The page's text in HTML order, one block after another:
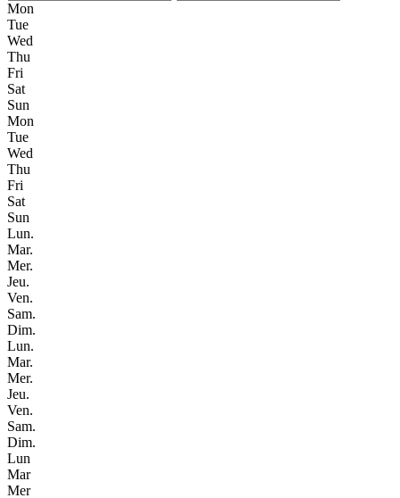
Mon
Tue
Wed
Thu
Fri
Sat
Sun
Mon
Tue
Wed
Thu
Fri
Sat
Sun
Lun.
Mar.
Mer.
Jeu.
Ven.
Sam.
Dim.
Lun.
Mar.
Mer.
Jeu.
Ven.
Sam.
Dim.
Lun
Mar
Mer